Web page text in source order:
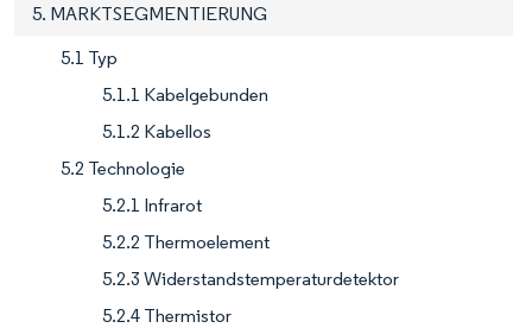
5. MARKTSEGMENTIERUNG
5.1 Typ
5.1.1 Kabelgebunden
5.1.2 Kabellos
5.2 Technologie
5.2.1 Infrarot
5.2.2 Thermoelement
5.2.3 Widerstandstemperaturdetektor
5.2.4 Thermistor